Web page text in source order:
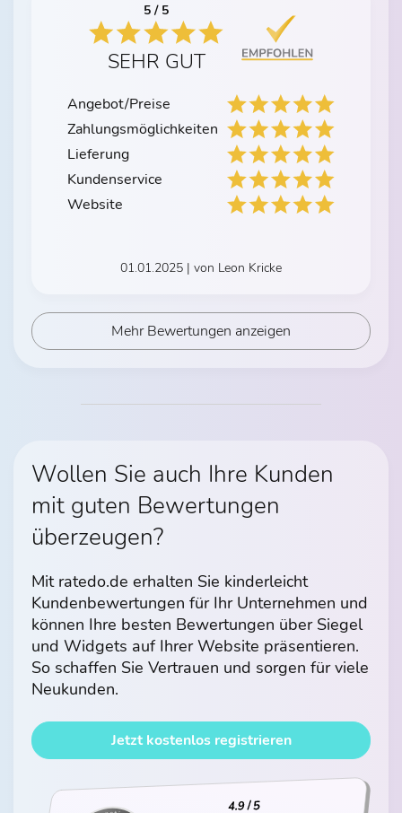
5 / 5
SEHR GUT
Angebot/Preise
Zahlungsmöglichkeiten
Lieferung
Kundenservice
Website
01.01.2025 | von Leon Kricke
Mehr Bewertungen anzeigen
Wollen Sie auch Ihre Kunden
mit guten Bewertungen
überzeugen?
Mit ratedo.de erhalten Sie kinderleicht
Kundenbewertungen für Ihr Unternehmen und
können Ihre besten Bewertungen über Siegel
und Widgets auf Ihrer Website präsentieren.
So schaffen Sie Vertrauen und sorgen für viele
Neukunden.
Jetzt kostenlos registrieren